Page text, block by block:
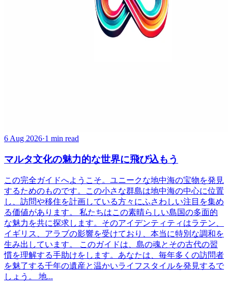
6 Aug 2026·1 min read
マルタ文化の魅力的な世界に飛び込もう
この完全ガイドへようこそ。ユニークな地中海の宝物を発見
するためのものです。この小さな群島は地中海の中心に位置
し、訪問や移住を計画している方々にふさわしい注目を集め
る価値があります。 私たちはこの素晴らしい島国の多面的
な魅力を共に探求します。そのアイデンティティはラテン、
イギリス、アラブの影響を受けており、本当に特別な調和を
生み出しています。 このガイドは、島の魂とその古代の習
慣を理解する手助けをします。あなたは、毎年多くの訪問者
を魅了する千年の遺産と温かいライフスタイルを発見するで
しょう。 地...